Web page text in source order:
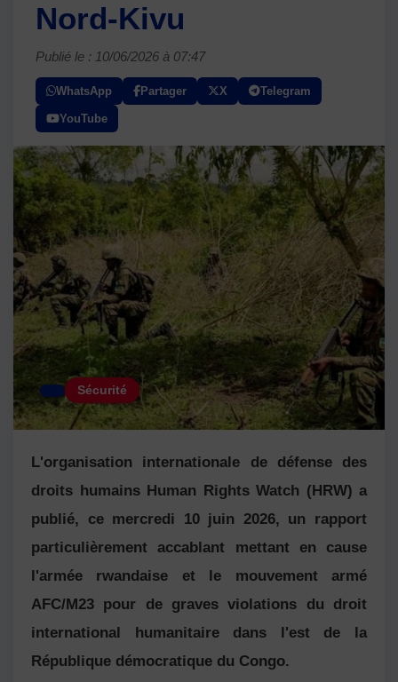
Nord-Kivu
Publié le : 10/06/2026 à 07:47
WhatsApp Partager X Telegram
YouTube
Sécurité
L'organisation internationale de défense des
droits humains Human Rights Watch (HRW) a
publié, ce mercredi 10 juin 2026, un rapport
particulièrement accablant mettant en cause
l'armée rwandaise et le mouvement armé
AFC/M23 pour de graves violations du droit
international humanitaire dans l'est de la
République démocratique du Congo.